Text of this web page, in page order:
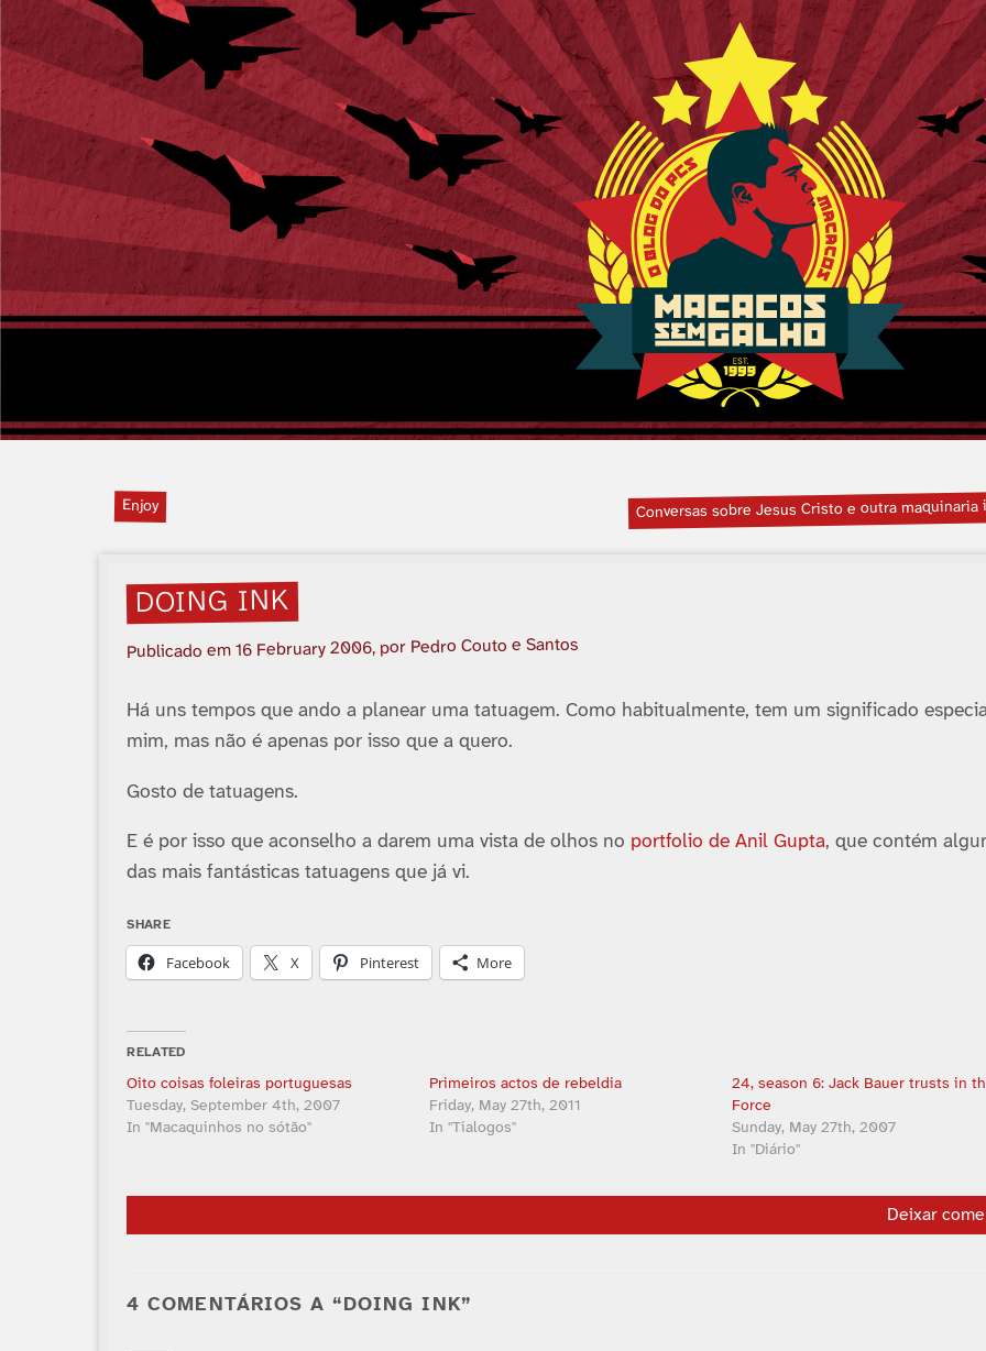
Enjoy Conversas sobre Jesus Cristo e outra
DOING INK
Publicado em16 February 2006, por Pedro Couto e Santos
Há uns tempos que ando a planear uma tatuagem. Como habitualmente, tem um significado
mim, mas não é apenas por isso que a quero.
Gosto de tatuagens.
E é por isso que aconselho a darem uma vista de olhos no portfolio de Anil Gupta, que contém
das mais fantásticas tatuagens que já vi.
SHARE
Facebook X Pinterest More
RELATED
Oito coisas foleiras portuguesas
Tuesday, September 4th, 2007
In "Macaquinhos no sótão"
Primeiros actos de rebeldia
Friday, May 27th, 2011
In "Tialogos"
24, season 6: Jack Bauer trusts in
Force
Sunday, May 27th, 2007
In "Diário"
Deixar
4 COMENTÁRIOS A “DOING INK”